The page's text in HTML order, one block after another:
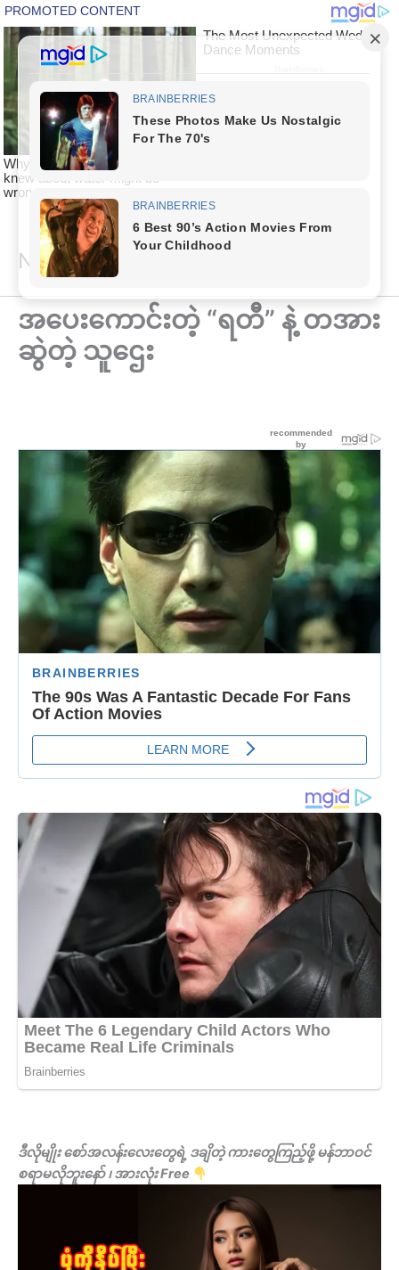
content
National Article
အပေးကောင်းတဲ့ “ရတီ” နဲ့ တအား
ဆွဲတဲ့ သူ‌‌‌ဌေး
ဒီလိုမျိုး စော်အလန်းလေးတွေရဲ့ ဒချိတဲ့ ကားတွေကြည့်ဖို့ မန်ဘာဝင်
စရာမလိုဘူးနော် ၊ အားလုံး Free